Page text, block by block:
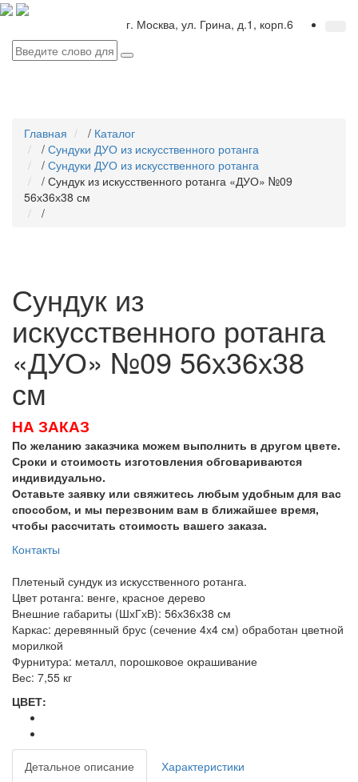
г. Москва, ул. Грина, д.1, корп.6
Главная / Каталог
/ Сундуки ДУО из искусственного ротанга
/ Сундуки ДУО из искусственного ротанга
/ Сундук из искусственного ротанга «ДУО» №09
56х36х38 см
/
Сундук из
искусственного ротанга
«ДУО» №09 56х36х38
см
НА ЗАКАЗ
По желанию заказчика можем выполнить в другом цвете.
Сроки и стоимость изготовления обговариваются
индивидуально.
Оставьте заявку или свяжитесь любым удобным для вас
способом, и мы перезвоним вам в ближайшее время,
чтобы рассчитать стоимость вашего заказа.
Контакты
Плетеный сундук из искусственного ротанга.
Цвет ротанга: венге, красное дерево
Внешние габариты (ШхГхВ): 56х36х38 см
Каркас: деревянный брус (сечение 4х4 см) обработан цветной
морилкой
Фурнитура: металл, порошковое окрашивание
Вес: 7,55 кг
ЦВЕТ:
Детальное описание
Характеристики